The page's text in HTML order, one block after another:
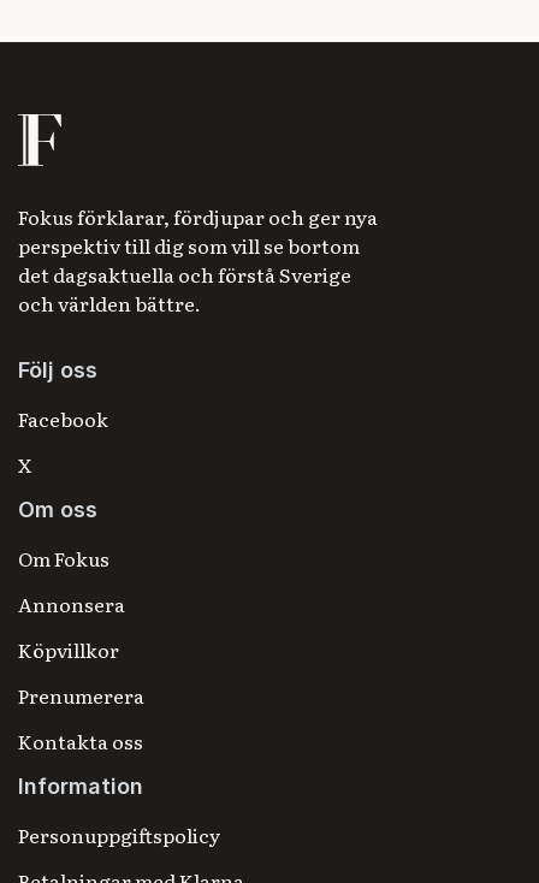
Fokus förklarar, fördjupar och ger nya
perspektiv till dig som vill se bortom
det dagsaktuella och förstå Sverige
och världen bättre.
Följ oss
Facebook
X
Om oss
Om Fokus
Annonsera
Köpvillkor
Prenumerera
Kontakta oss
Information
Personuppgiftspolicy